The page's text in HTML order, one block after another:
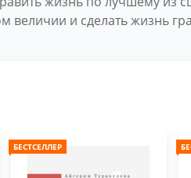
величии и сделать жизнь
БЕСТСЕЛЛЕР